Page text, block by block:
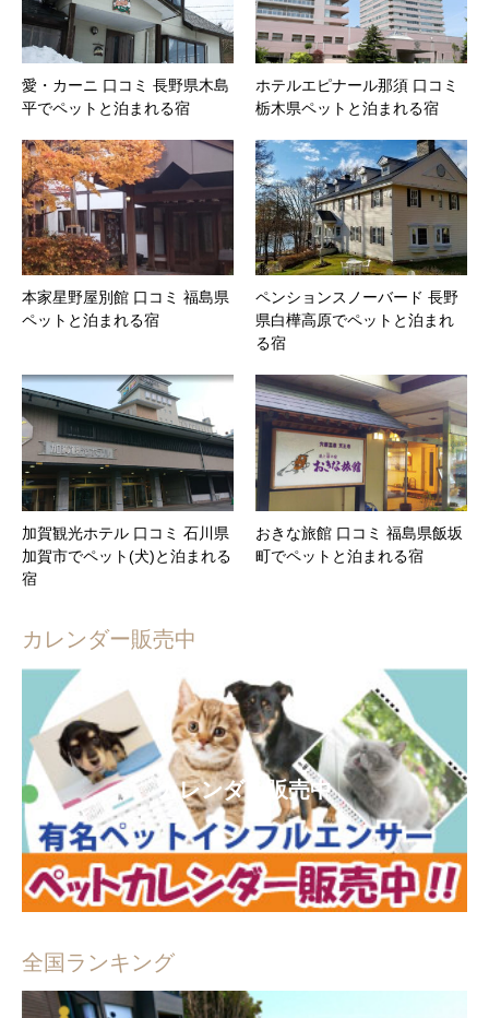
愛・カーニ 口コミ 長野県木島
平でペットと泊まれる宿
ホテルエピナール那須 口コミ
栃木県ペットと泊まれる宿
本家星野屋別館 口コミ 福島県
ペットと泊まれる宿
ペンションスノーバード 長野
県白樺高原でペットと泊まれ
る宿
加賀観光ホテル 口コミ 石川県
加賀市でペット(犬)と泊まれる
宿
おきな旅館 口コミ 福島県飯坂
町でペットと泊まれる宿
カレンダー販売中
カレンダー販売中
全国ランキング